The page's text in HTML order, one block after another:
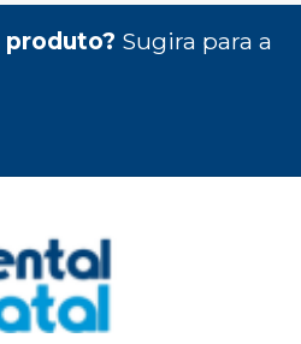
produto? Sugira para a